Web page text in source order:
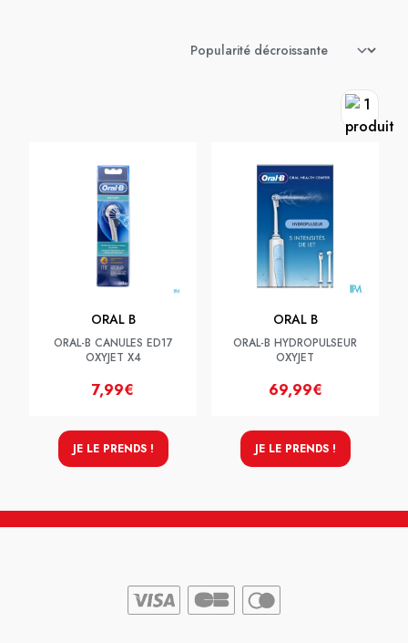
ORAL B
ORAL-B CANULES ED17
OXYJET X4
7,99€
JE LE PRENDS !
ORAL B
ORAL-B HYDROPULSEUR
OXYJET
69,99€
JE LE PRENDS !